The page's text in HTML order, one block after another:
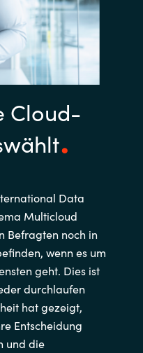
Cloud-
Data
Multicloud
Befragten noch in
wenn es um
geht. Dies ist
durchlaufen
hat gezeigt,
Entscheidung
und die